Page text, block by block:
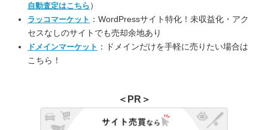
自動査定はこちら ）
ラッコマーケット ：WordPressサイト特化！未収益化・アク
セスなしのサイトでも売却余地あり
ドメインマーケット ：ドメインだけを手軽に売りたい場合は
こちら！
＜PR＞